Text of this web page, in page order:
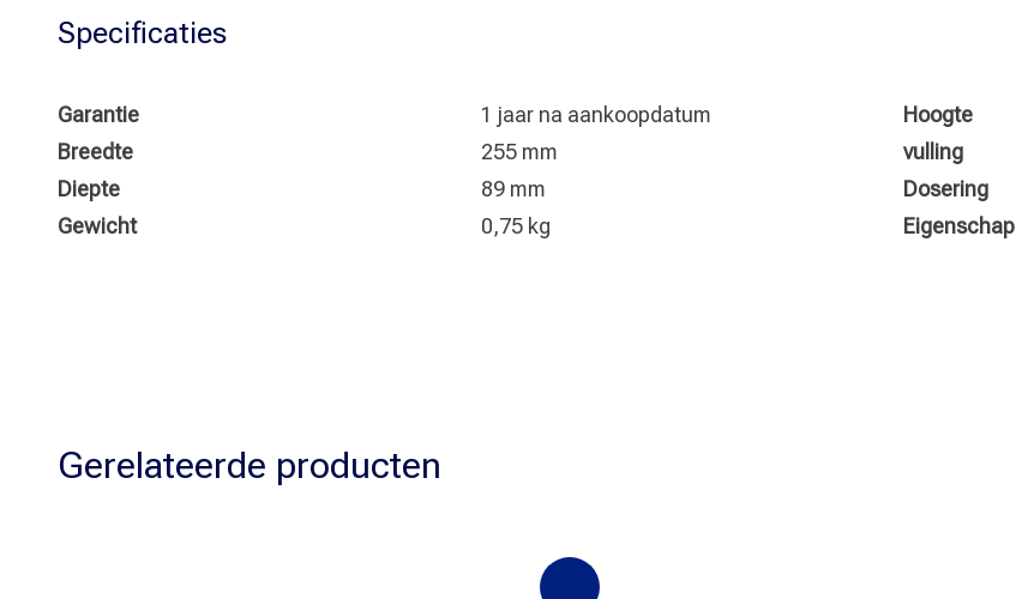
Specificaties
Garantie 1 jaar na aankoopdatum Hoogte
Breedte
255 mm vulling
Diepte
89 mm Dosering
Gewicht
0,75 kg Eigenschap
Gerelateerde producten